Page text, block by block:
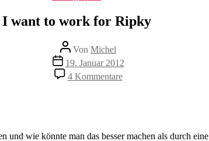
I want to work for Ripky
Beitragsautor
Von Michel
Veröffentlichungsdatum
19. Januar 2012
4 Kommentarezu
I
Ripky
wie könnte man das besser machen als durch